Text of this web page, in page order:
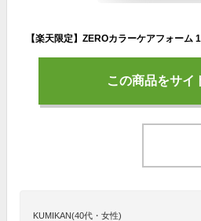
この商品をサイ
KUMIKAN(40代・女性)